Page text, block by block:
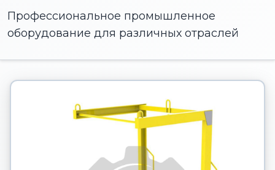
Профессиональное промышленное
оборудование для различных отраслей